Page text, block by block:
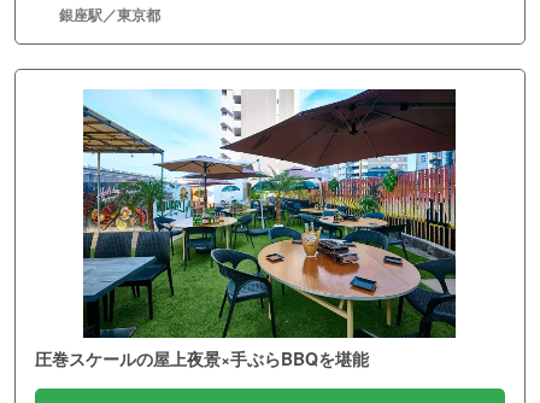
銀座駅／東京都
圧巻スケールの屋上夜景×手ぶらBBQを堪能